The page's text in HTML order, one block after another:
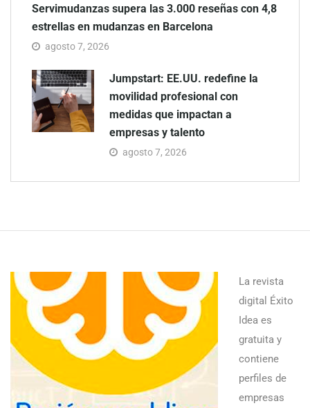
Servimudanzas supera las 3.000 reseñas con 4,8
estrellas en mudanzas en Barcelona
agosto 7, 2026
Jumpstart: EE.UU. redefine la
movilidad profesional con
medidas que impactan a
empresas y talento
agosto 7, 2026
La revista
digital Éxito
Idea es
gratuita y
contiene
perfiles de
empresas